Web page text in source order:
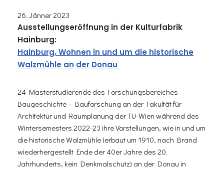
26. Jänner 2023
Ausstellungseröffnung in der Kulturfabrik
Hainburg:
Hainburg, Wohnen in und um die historische
Walzmühle an der Donau
24 Masterstudierende des Forschungsbereiches
Baugeschichte – Bauforschung an der Fakultät für
Architektur und Raumplanung der TU-Wien während des
Wintersemesters 2022-23 ihre Vorstellungen, wie in und um
die historische Walzmühle (erbaut um 1910, nach Brand
wiederhergestellt Ende der 40er Jahre des 20.
Jahrhunderts, kein Denkmalschutz) an der Donau in